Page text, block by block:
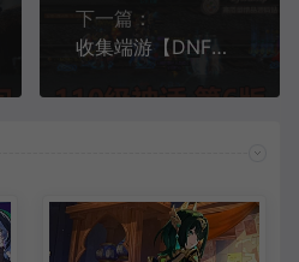
下一篇：
收集端游【DNF】110级单机版神话6.0智能AI机器人完善主线副本巴卡尔